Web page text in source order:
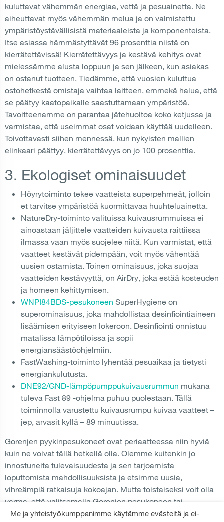
kuluttavat vähemmän energiaa, vettä ja pesuainetta. Ne
aiheuttavat myös vähemmän melua ja on valmistettu
ympäristöystävällisistä materiaaleista ja komponenteista.
Itse asiassa hämmästyttävät 96 prosenttia niistä on
kierrätettävissä! Kierrätettävyys ja kestävä kehitys ovat
mielessämme alusta loppuun ja sen jälkeen, kun asiakas
on ostanut tuotteen. Tiedämme, että vuosien kuluttua
ostohetkestä omistaja vaihtaa laitteen, emmekä halua, että
se päätyy kaatopaikalle saastuttamaan ympäristöä.
Tavoitteenamme on parantaa jätehuoltoa koko ketjussa ja
varmistaa, että useimmat osat voidaan käyttää uudelleen.
Toivottavasti siihen mennessä, kun nykyisten mallien
elinkaari päättyy, kierrätettävyys on jo 100 prosenttia.
3. Ekologiset ominaisuudet
Höyrytoiminto tekee vaatteista superpehmeät, jolloin
et tarvitse ympäristöä kuormittavaa huuhteluainetta.
NatureDry-toiminto valituissa kuivausrummuissa ei
ainoastaan jäljittele vaatteiden kuivausta raittiissa
ilmassa vaan myös suojelee niitä. Kun varmistat, että
vaatteet kestävät pidempään, voit myös vähentää
uusien ostamista. Toinen ominaisuus, joka suojaa
vaatteiden kestävyyttä, on AirDry, joka estää kosteuden
ja homeen kehittymisen.
WNPI84BDS-pesukoneen SuperHygiene on
superominaisuus, joka mahdollistaa desinfiointiaineen
lisäämisen erityiseen lokeroon. Desinfiointi onnistuu
matalissa lämpötiloissa ja sopii
energiansäästöohjelmiin.
FastWashing-toiminto lyhentää pesuaikaa ja tietysti
energiankulutusta.
DNE92/GND-lämpöpumppukuivausrummun mukana
tuleva Fast 89 -ohjelma puhuu puolestaan. Tällä
toiminnolla varustettu kuivausrumpu kuivaa vaatteet –
jep, arvasit kyllä – 89 minuutissa.
Gorenjen pyykinpesukoneet ovat periaatteessa niin hyviä
kuin ne voivat tällä hetkellä olla. Olemme kuitenkin jo
innostuneita tulevaisuudesta ja sen tarjoamista
loputtomista mahdollisuuksista ja etsimme uusia,
vihreämpiä ratkaisuja kokoajan. Mutta toistaiseksi voit olla
varma, että valitsemalla Gorenjen pesukoneen tai
kuivausrummun valitset eurooppalaista laatua tuotannon ja
Me ja yhteistyökumppanimme käytämme evästeitä ja ei-